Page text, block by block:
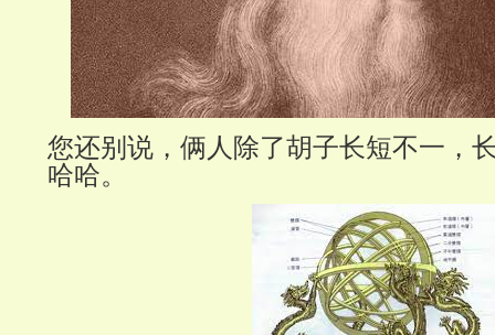
您还别说，俩人除了胡子长短不一，
哈哈。